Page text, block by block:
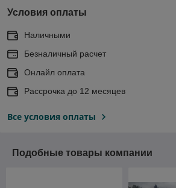
Условия оплаты
Наличными
Безналичный расчет
Онлайл оплата
Рассрочка до 12 месяцев
Все условия оплаты
Подобные товары компании